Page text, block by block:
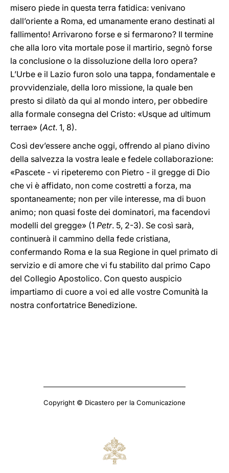
misero piede in questa terra fatidica: venivano
dall’oriente a Roma, ed umanamente erano destinati al
fallimento! Arrivarono forse e si fermarono? Il termine
che alla loro vita mortale pose il martirio, segnò forse
la conclusione o la dissoluzione della loro opera?
L’Urbe e il Lazio furon solo una tappa, fondamentale e
provvidenziale, della loro missione, la quale ben
presto si dilatò da qui al mondo intero, per obbedire
alla formale consegna del Cristo: «Usque ad ultimum
terrae» (Act. 1, 8).
Così dev’essere anche oggi, offrendo al piano divino
della salvezza la vostra leale e fedele collaborazione:
«Pascete - vi ripeteremo con Pietro - il gregge di Dio
che vi è affidato, non come costretti a forza, ma
spontaneamente; non per vile interesse, ma di buon
animo; non quasi foste dei dominatori, ma facendovi
modelli del gregge» (1 Petr. 5, 2-3). Se così sarà,
continuerà il cammino della fede cristiana,
confermando Roma e la sua Regione in quel primato di
servizio e di amore che vi fu stabilito dal primo Capo
del Collegio Apostolico. Con questo auspicio
impartiamo di cuore a voi ed alle vostre Comunità la
nostra confortatrice Benedizione.
Copyright © Dicastero per la Comunicazione